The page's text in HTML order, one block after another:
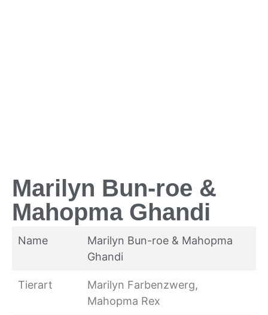
Marilyn Bun-roe &
Mahopma Ghandi
Name
Marilyn Bun-roe & Mahopma
Ghandi
Tierart
Marilyn Farbenzwerg,
Mahopma Rex